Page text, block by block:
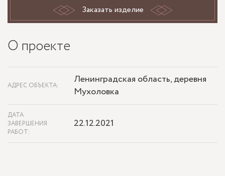
Заказать изделие
О проекте
АДРЕС ОБЪЕКТА:
Ленинградская область, деревня
Мухоловка
ДАТА
ЗАВЕРШЕНИЯ
РАБОТ:
22.12.2021